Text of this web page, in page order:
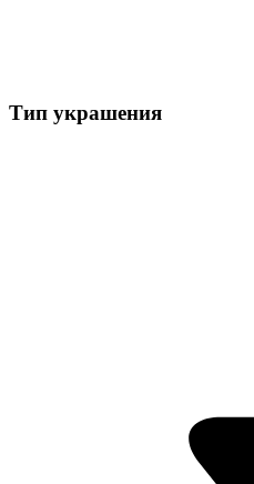
Тип украшения